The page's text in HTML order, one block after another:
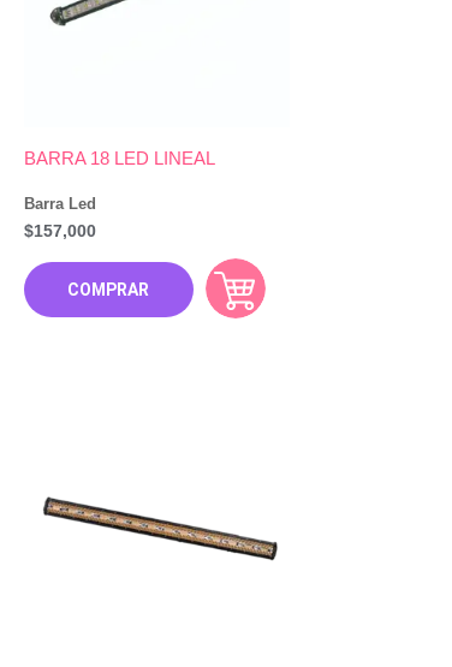
Barra Led
BARRA 18 LED LINEAL
COMPRAR
$157,000